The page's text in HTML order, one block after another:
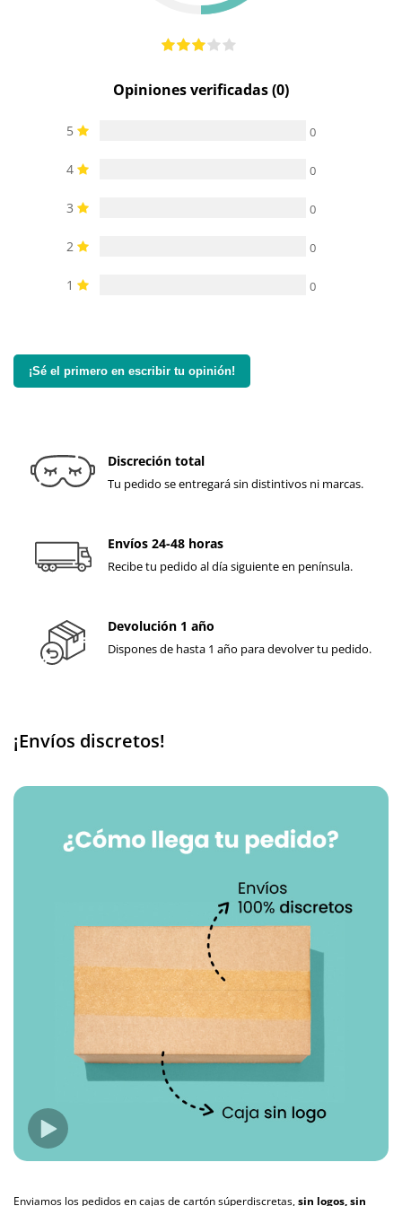
Opiniones verificadas (0)
5 0
4 0
3 0
2 0
1 0
¡Sé el primero en escribir tu opinión!
Discreción total
Tu pedido se entregará sin distintivos ni marcas.
Envíos 24-48 horas
Recibe tu pedido al día siguiente en península.
Devolución 1 año
Dispones de hasta 1 año para devolver tu pedido.
¡Envíos discretos!
Enviamos los pedidos en cajas de cartón súperdiscretas,sin logos, sin